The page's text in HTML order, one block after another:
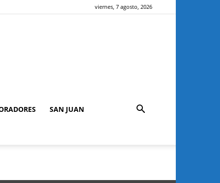
viernes, 7 agosto, 2026
SAN JUAN